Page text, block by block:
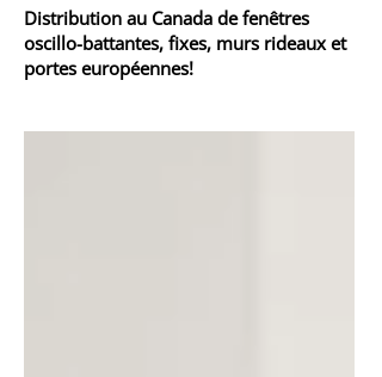
Distribution au Canada de fenêtres
oscillo-battantes, fixes, murs rideaux et
portes européennes!